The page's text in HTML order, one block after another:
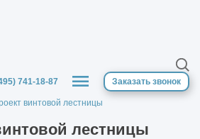
741-18-87 Заказать звонок
винтовой лестницы
лестницы